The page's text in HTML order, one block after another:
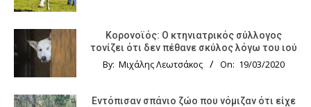
Κορονοϊός: Ο κτηνιατρικός σύλλογος
τονίζει ότι δεν πέθανε σκύλος λόγω του ιού
By: Μιχάλης Λεωτσάκος On: 19/03/2020
Εντόπισαν σπάνιο ζώο που νόμιζαν ότι είχε